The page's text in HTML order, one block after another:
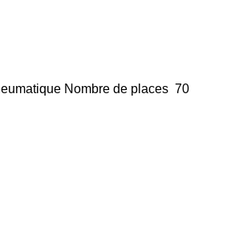
Nombre de places 70